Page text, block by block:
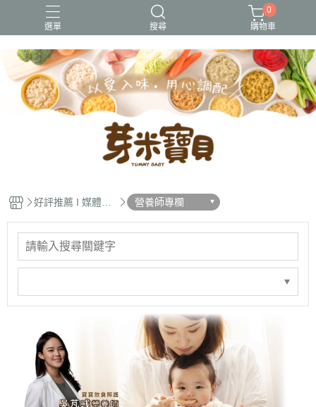
選單 搜尋
冷凍出貨 冷凍常溫出貨 常溫出貨 無調味 熱銷好評
0
購物車
好評推薦 I 媒體報
營養師專欄